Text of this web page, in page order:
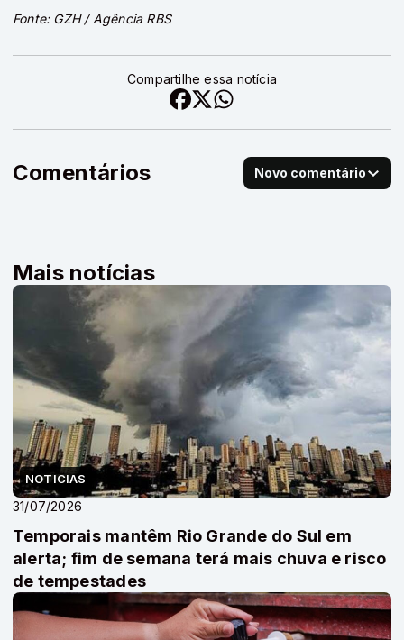
Fonte: GZH / Agência RBS
Compartilhe essa notícia
Comentários Novo comentário
Mais notícias
NOTICIAS
31/07/2026
Temporais mantêm Rio Grande do Sul em
alerta; fim de semana terá mais chuva e risco
de tempestades